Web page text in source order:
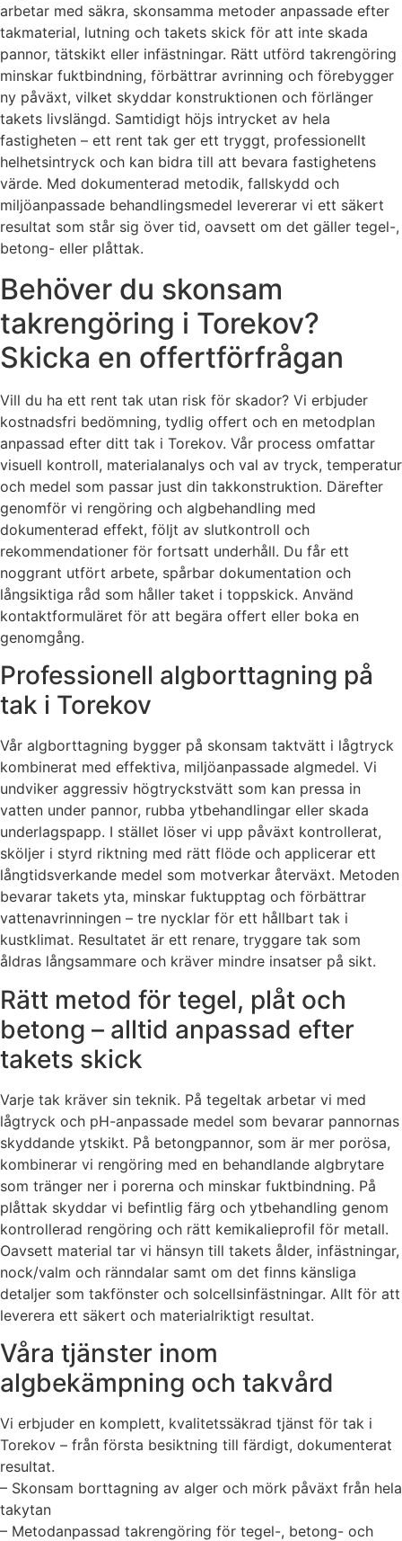
arbetar med säkra, skonsamma metoder anpassade efter
takmaterial, lutning och takets skick för att inte skada
pannor, tätskikt eller infästningar. Rätt utförd takrengöring
minskar fuktbindning, förbättrar avrinning och förebygger
ny påväxt, vilket skyddar konstruktionen och förlänger
takets livslängd. Samtidigt höjs intrycket av hela
fastigheten – ett rent tak ger ett tryggt, professionellt
helhetsintryck och kan bidra till att bevara fastighetens
värde. Med dokumenterad metodik, fallskydd och
miljöanpassade behandlingsmedel levererar vi ett säkert
resultat som står sig över tid, oavsett om det gäller tegel-,
betong- eller plåttak.
Behöver du skonsam
takrengöring i Torekov?
Skicka en offertförfrågan
Vill du ha ett rent tak utan risk för skador? Vi erbjuder
kostnadsfri bedömning, tydlig offert och en metodplan
anpassad efter ditt tak i Torekov. Vår process omfattar
visuell kontroll, materialanalys och val av tryck, temperatur
och medel som passar just din takkonstruktion. Därefter
genomför vi rengöring och algbehandling med
dokumenterad effekt, följt av slutkontroll och
rekommendationer för fortsatt underhåll. Du får ett
noggrant utfört arbete, spårbar dokumentation och
långsiktiga råd som håller taket i toppskick. Använd
kontaktformuläret för att begära offert eller boka en
genomgång.
Professionell algborttagning på
tak i Torekov
Vår algborttagning bygger på skonsam taktvätt i lågtryck
kombinerat med effektiva, miljöanpassade algmedel. Vi
undviker aggressiv högtryckstvätt som kan pressa in
vatten under pannor, rubba ytbehandlingar eller skada
underlagspapp. I stället löser vi upp påväxt kontrollerat,
sköljer i styrd riktning med rätt flöde och applicerar ett
långtidsverkande medel som motverkar återväxt. Metoden
bevarar takets yta, minskar fuktupptag och förbättrar
vattenavrinningen – tre nycklar för ett hållbart tak i
kustklimat. Resultatet är ett renare, tryggare tak som
åldras långsammare och kräver mindre insatser på sikt.
Rätt metod för tegel, plåt och
betong – alltid anpassad efter
takets skick
Varje tak kräver sin teknik. På tegeltak arbetar vi med
lågtryck och pH-anpassade medel som bevarar pannornas
skyddande ytskikt. På betongpannor, som är mer porösa,
kombinerar vi rengöring med en behandlande algbrytare
som tränger ner i porerna och minskar fuktbindning. På
plåttak skyddar vi befintlig färg och ytbehandling genom
kontrollerad rengöring och rätt kemikalieprofil för metall.
Oavsett material tar vi hänsyn till takets ålder, infästningar,
nock/valm och ränndalar samt om det finns känsliga
detaljer som takfönster och solcellsinfästningar. Allt för att
leverera ett säkert och materialriktigt resultat.
Våra tjänster inom
algbekämpning och takvård
Vi erbjuder en komplett, kvalitetssäkrad tjänst för tak i
Torekov – från första besiktning till färdigt, dokumenterat
resultat.
– Skonsam borttagning av alger och mörk påväxt från hela
takytan
– Metodanpassad takrengöring för tegel-, betong- och